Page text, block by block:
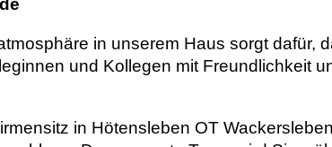
in unserem Haus sorgt dafür,
und Kollegen mit Freundlichkeit
in Hötensleben OT